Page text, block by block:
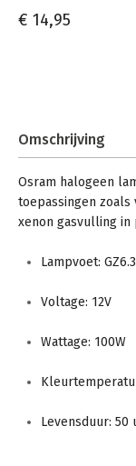
€ 14,95
Omschrijving
Osram halogeen
toepassingen
xenon gasvulling in
Lampvoet:
Voltage: 12V
Wattage: 100W
Levensduur: 50